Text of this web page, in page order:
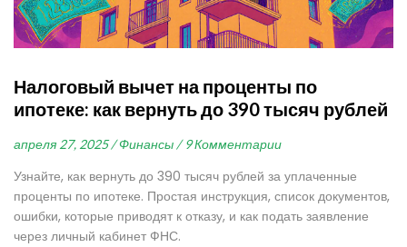
Налоговый вычет на проценты по
ипотеке: как вернуть до 390 тысяч рублей
апреля 27, 2025 / Финансы / 9 Комментарии
Узнайте, как вернуть до 390 тысяч рублей за уплаченные
проценты по ипотеке. Простая инструкция, список документов,
ошибки, которые приводят к отказу, и как подать заявление
через личный кабинет ФНС.